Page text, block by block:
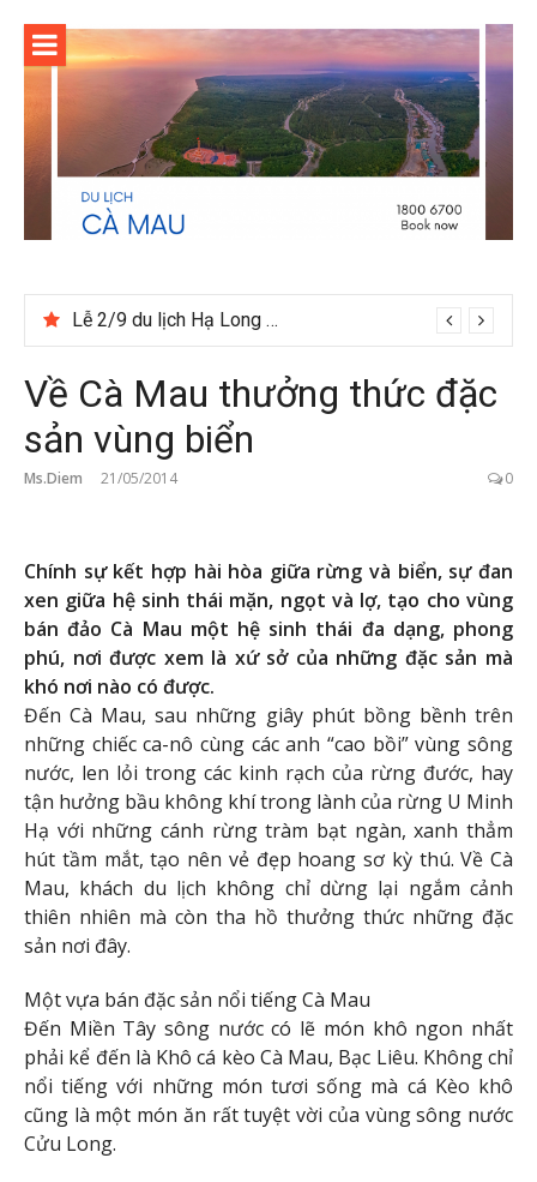
content
Du lịch Ninh Bình tháng 12 có gì đáng trải nghiệm
Lễ 2/9 du lịch Hạ Long nên đia tour hay tự túc
Về Cà Mau thưởng thức đặc
sản vùng biển
Ms.Diem 21/05/2014 0
Chính sự kết hợp hài hòa giữa rừng và biển, sự đan
xen giữa hệ sinh thái mặn, ngọt và lợ, tạo cho vùng
bán đảo Cà Mau một hệ sinh thái đa dạng, phong
phú, nơi được xem là xứ sở của những đặc sản mà
khó nơi nào có được.
Đến Cà Mau, sau những giây phút bồng bềnh trên
những chiếc ca-nô cùng các anh “cao bồi” vùng sông
nước, len lỏi trong các kinh rạch của rừng đước, hay
tận hưởng bầu không khí trong lành của rừng U Minh
Hạ với những cánh rừng tràm bạt ngàn, xanh thẳm
hút tầm mắt, tạo nên vẻ đẹp hoang sơ kỳ thú. Về Cà
Mau, khách du lịch không chỉ dừng lại ngắm cảnh
thiên nhiên mà còn tha hồ thưởng thức những đặc
sản nơi đây.
Một vựa bán đặc sản nổi tiếng Cà Mau
Đến Miền Tây sông nước có lẽ món khô ngon nhất
phải kể đến là Khô cá kèo Cà Mau, Bạc Liêu. Không chỉ
nổi tiếng với những món tươi sống mà cá Kèo khô
cũng là một món ăn rất tuyệt vời của vùng sông nước
Cửu Long.